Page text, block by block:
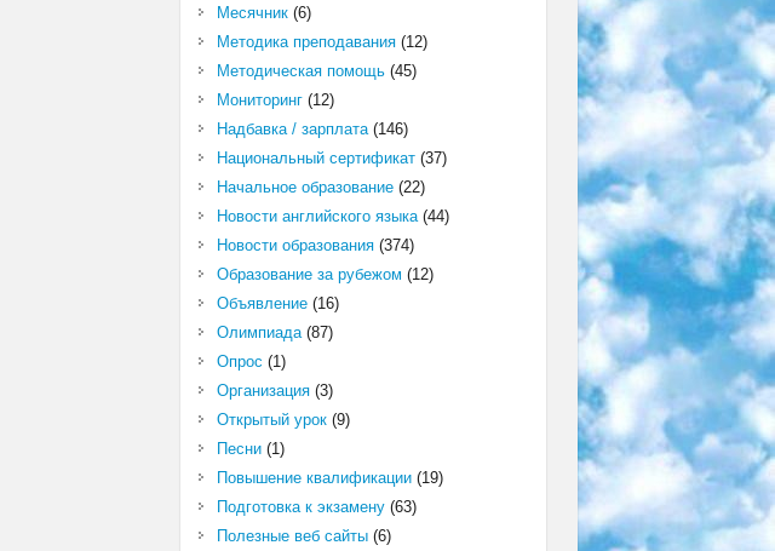
Месячник(6)
Методика преподавания(12)
Методическая помощь(45)
Мониторинг(12)
Надбавка / зарплата(146)
Национальный сертификат(37)
Начальное образование(22)
Новости английского языка(44)
Новости образования(374)
Образование за рубежом (12)
Объявление(16)
Олимпиада(87)
Опрос (1)
Организация(3)
Открытый урок(9)
Песни(1)
Повышение квалификации(19)
Подготовка к экзамену(63)
Полезные веб сайты(6)